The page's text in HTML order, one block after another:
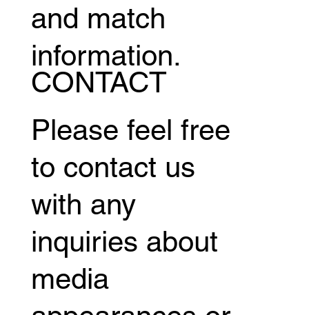
and match
information.
CONTACT
Please feel free
to contact us
with any
inquiries about
media